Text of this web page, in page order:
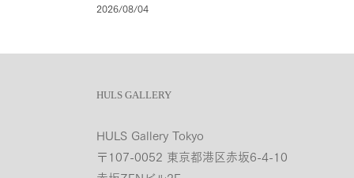
2026/08/04
HULS GALLERY
HULS Gallery Tokyo
〒107-0052 東京都港区赤坂6-4-10